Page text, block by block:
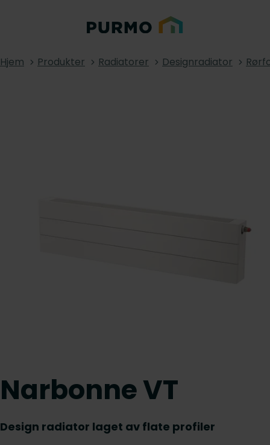
Hjem Produkter Radiatorer Designradiator
Narbonne VT
Design radiator laget av flate profiler